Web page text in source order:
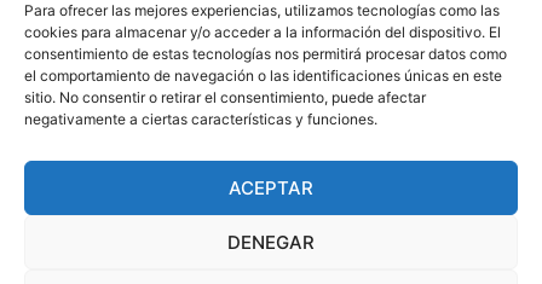
Para ofrecer las mejores experiencias, utilizamos tecnologías como las
cookies para almacenar y/o acceder a la información del dispositivo. El
consentimiento de estas tecnologías nos permitirá procesar datos como
el comportamiento de navegación o las identificaciones únicas en este
sitio. No consentir o retirar el consentimiento, puede afectar
negativamente a ciertas características y funciones.
ACEPTAR
DENEGAR
POLÍTICA DE COOKIES
DECLARACIÓN DE ACCESIBILIDAD
MAPA DEL SITIO
© 2025 GICONDA DEL POZO